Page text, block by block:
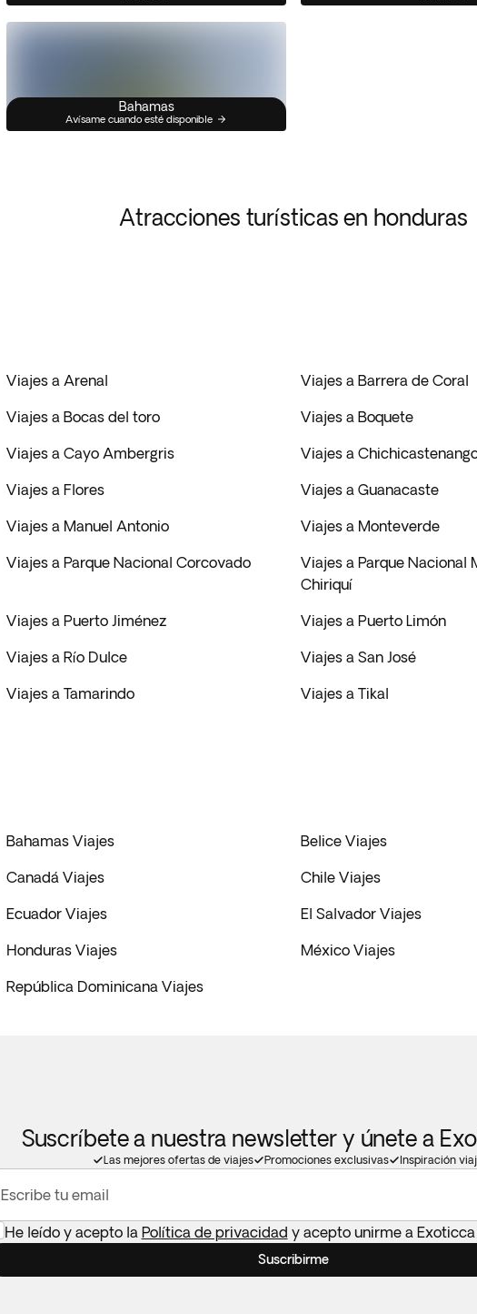
Bahamas
Avísame cuando esté disponible
Atracciones turísticas en honduras
Viajes a Arenal Viajes a Barrera de Coral
Viajes a Bocas del toro Viajes a Boquete
Viajes a Cayo Ambergris Viajes a
Viajes a Flores Viajes a Guanacaste
Viajes a Manuel Antonio Viajes a Monteverde
Viajes a Parque Nacional Corcovado
Viajes a Parque Nacional
Chiriquí
Viajes a Puerto Jiménez Viajes a Puerto Limón
Viajes a Río Dulce Viajes a San José
Viajes a Tamarindo Viajes a Tikal
Bahamas Viajes Belice Viajes
Canadá Viajes Chile Viajes
Ecuador Viajes El Salvador Viajes
Honduras Viajes México Viajes
República Dominicana Viajes
Suscríbete a nuestra newsletter y únete a
Las mejores ofertas de viajes Promociones exclusivas Inspiración
Escribe tu email
He leído y acepto la Política de privacidad y acepto unirme a
Suscribirme